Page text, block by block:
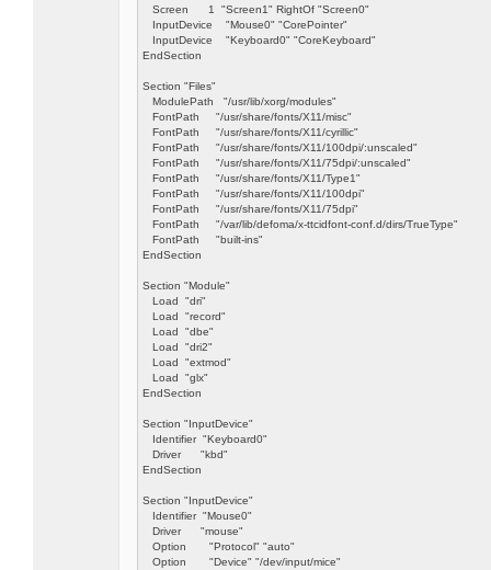
Screen 1 "Screen1" RightOf "Screen0"
InputDevice "Mouse0" "CorePointer"
InputDevice "Keyboard0" "CoreKeyboard"
EndSection
Section "Files"
ModulePath "/usr/lib/xorg/modules"
FontPath "/usr/share/fonts/X11/misc"
FontPath "/usr/share/fonts/X11/cyrillic"
FontPath "/usr/share/fonts/X11/100dpi/:unscaled"
FontPath "/usr/share/fonts/X11/75dpi/:unscaled"
FontPath "/usr/share/fonts/X11/Type1"
FontPath "/usr/share/fonts/X11/100dpi"
FontPath "/usr/share/fonts/X11/75dpi"
FontPath "/var/lib/defoma/x-ttcidfont-conf.d/dirs/TrueType"
FontPath "built-ins"
EndSection
Section "Module"
Load "dri"
Load "record"
Load "dbe"
Load "dri2"
Load "extmod"
Load "glx"
EndSection
Section "InputDevice"
Identifier "Keyboard0"
Driver "kbd"
EndSection
Section "InputDevice"
Identifier "Mouse0"
Driver "mouse"
Option "Protocol" "auto"
Option "Device" "/dev/input/mice"